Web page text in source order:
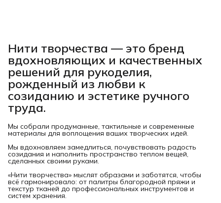
Нити творчества — это бренд
вдохновляющих и качественных
решений для рукоделия,
рожденный из любви к
созиданию и эстетике ручного
труда.
Мы собрали продуманные, тактильные и современные
материалы для воплощения ваших творческих идей.
Мы вдохновляем замедлиться, почувствовать радость
созидания и наполнить пространство теплом вещей,
сделанных своими руками.
«Нити творчества» мыслят образами и заботятся, чтобы
всё гармонировало: от палитры благородной пряжи и
текстур тканей до профессиональных инструментов и
систем хранения.